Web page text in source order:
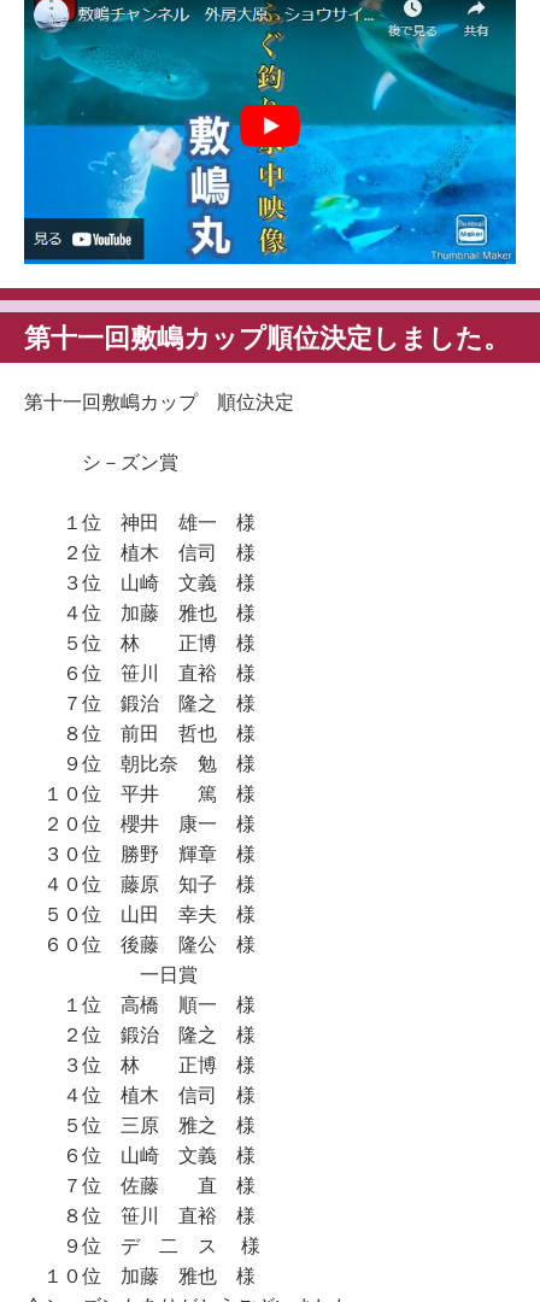
第十一回敷嶋カップ順位決定しました。
第十一回敷嶋カップ 順位決定
シ－ズン賞
１位 神田 雄一 様
２位 植木 信司 様
３位 山崎 文義 様
４位 加藤 雅也 様
５位 林 正博 様
６位 笹川 直裕 様
７位 鍛治 隆之 様
８位 前田 哲也 様
９位 朝比奈 勉 様
１０位 平井 篤 様
２０位 櫻井 康一 様
３０位 勝野 輝章 様
４０位 藤原 知子 様
５０位 山田 幸夫 様
６０位 後藤 隆公 様
一日賞
１位 高橋 順一 様
２位 鍛治 隆之 様
３位 林 正博 様
４位 植木 信司 様
５位 三原 雅之 様
６位 山崎 文義 様
７位 佐藤 直 様
８位 笹川 直裕 様
９位 デ 二 ス 様
１０位 加藤 雅也 様